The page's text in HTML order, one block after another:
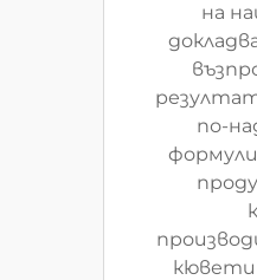
на
по-
кювети